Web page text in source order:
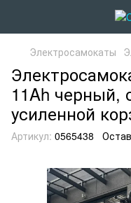
Электросамокаты
11Ah черный,
усиленной
Артикул: 0565438